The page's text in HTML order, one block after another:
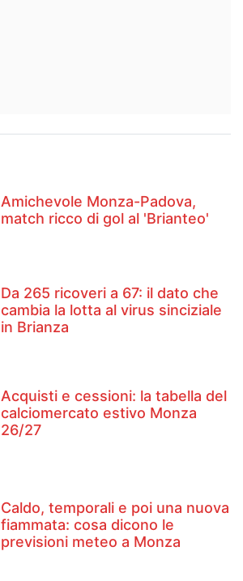
Amichevole Monza-Padova,
match ricco di gol al 'Brianteo'
Da 265 ricoveri a 67: il dato che
cambia la lotta al virus sinciziale
in Brianza
Acquisti e cessioni: la tabella del
calciomercato estivo Monza
26/27
Caldo, temporali e poi una nuova
fiammata: cosa dicono le
previsioni meteo a Monza